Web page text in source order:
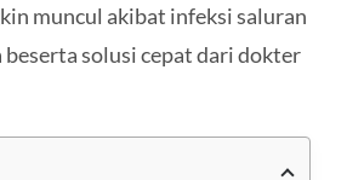
muncul akibat infeksi saluran
beserta solusi cepat dari dokter